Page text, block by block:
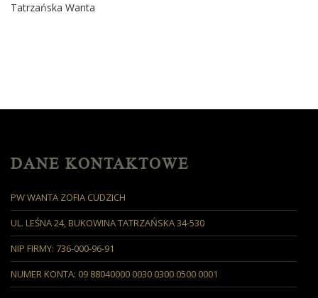
Tatrzańska Wanta
DANE KONTAKTOWE
PW WANTA ZOFIA CUDZICH
UL. LEŚNA 24, BUKOWINA TATRZAŃSKA 34-530
NIP FIRMY: 736-000-96-91
NUMER KONTA: 09 88040000 0030 0300 0500 0001